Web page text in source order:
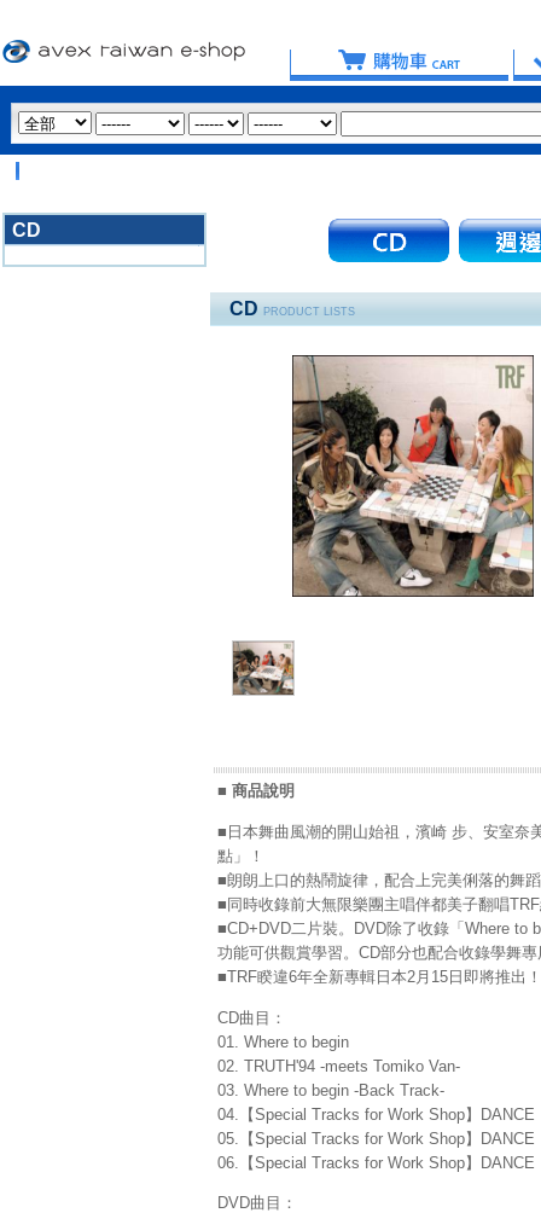
CD
CD PRODUCT LISTS
■ 商品說明
■日本舞曲風潮的開山始祖，濱崎 步、安室
點」！
■朗朗上口的熱鬧旋律，配合上完美俐落的舞
■同時收錄前大無限樂團主唱伴都美子翻唱
■CD+DVD二片裝。DVD除了收錄「Where to
功能可供觀賞學習。CD部分也配合收錄學舞
■TRF睽違6年全新專輯日本2月15日即將推出！
CD曲目：
01. Where to begin
02. TRUTH'94 -meets Tomiko Van-
03. Where to begin -Back Track-
04.【Special Tracks for Work Shop】DANCE
05.【Special Tracks for Work Shop】DANCE
06.【Special Tracks for Work Shop】DANCE
DVD曲目：